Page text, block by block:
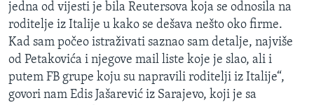
jedna od vijesti je bila Reutersova koja se odnosila na
roditelje iz Italije u kako se dešava nešto oko firme.
Kad sam počeo istraživati saznao sam detalje, najviše
od Petakovića i njegove mail liste koje je slao, ali i
putem FB grupe koju su napravili roditelji iz Italije“,
govori nam Edis Jašarević iz Sarajevo, koji je sa